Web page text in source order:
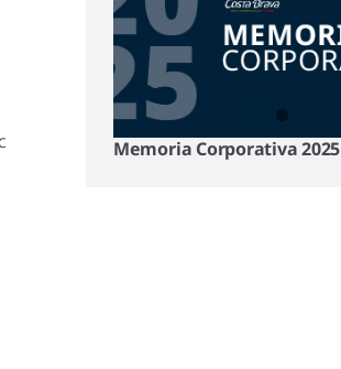
Memoria Corporativa 2025